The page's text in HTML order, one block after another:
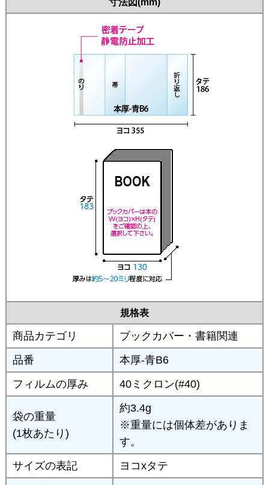
寸法図(mm)
規格表
商品カテゴリ
ブックカバー・書籍関連
品番
本厚-青B6
フィルムの厚み
40ミクロン(#40)
袋の重量
(1枚あたり)
約3.4g
※重量には個体差がありま
す。
サイズの表記
ヨコxタテ